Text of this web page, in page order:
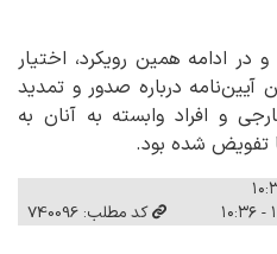
پیش از این نیز در سال ۱۴۰۴ و در ادامه همین رویکرد، اختیار
(ج) ماده (۳۵) این آیین‌نامه درباره صدور و تمدید
و افراد وابسته به آنان به
تفویض شده بود.
کد مطلب: 740096